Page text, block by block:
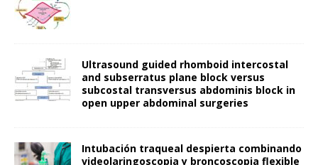
Ultrasound guided rhomboid intercostal
and subserratus plane block versus
subcostal transversus abdominis block in
open upper abdominal surgeries
Intubación traqueal despierta combinando
videolaringoscopia y broncoscopia flexible